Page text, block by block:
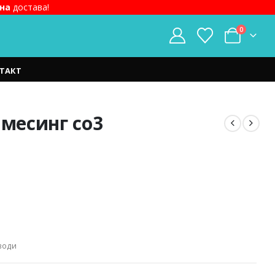
достава!
0
со3